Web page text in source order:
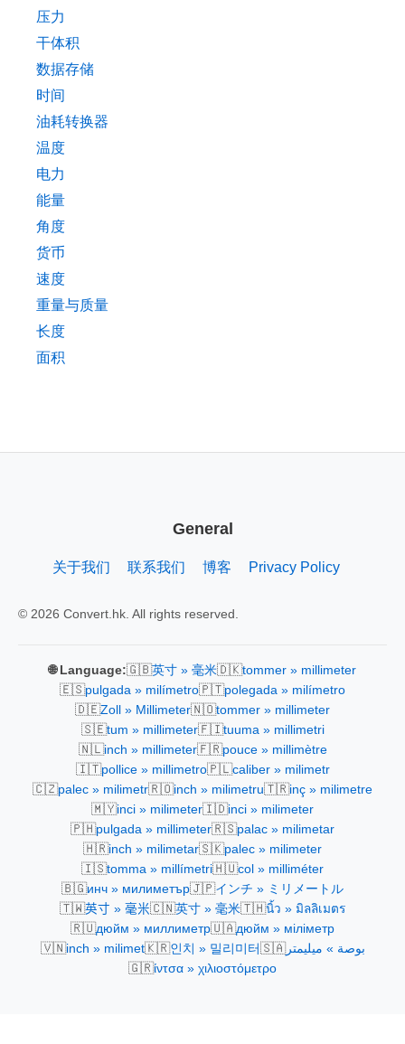
压力
干体积
数据存储
时间
油耗转换器
温度
电力
能量
角度
货币
速度
重量与质量
长度
面积
General
关于我们 联系我们 博客 Privacy Policy
© 2026 Convert.hk. All rights reserved.
🌐 Language:🇬🇧英寸 » 毫米🇩🇰tommer » millimeter
🇪🇸pulgada » milímetro🇵🇹polegada » milímetro
🇩🇪Zoll » Millimeter🇳🇴tommer » millimeter
🇸🇪tum » millimeter🇫🇮tuuma » millimetri
🇳🇱inch » millimeter🇫🇷pouce » millimètre
🇮🇹pollice » millimetro🇵🇱caliber » milimetr
🇨🇿palec » milimetr🇷🇴inch » milimetru🇹🇷inç » milimetre
🇲🇾inci » milimeter🇮🇩inci » milimeter
🇵🇭pulgada » millimeter🇷🇸palac » milimetar
🇭🇷inch » milimetar🇸🇰palec » milimeter
🇮🇸tomma » millímetri🇭🇺col » milliméter
🇧🇬инч » милиметър🇯🇵インチ » ミリメートル
🇹🇼英寸 » 毫米🇨🇳英寸 » 毫米🇹🇭นิ้ว » มิลลิเมตร
🇷🇺дюйм » миллиметр🇺🇦дюйм » міліметр
🇻🇳inch » milimet🇰🇷인치 » 밀리미터 🇸🇦بوصة » ميليمتر
🇬🇷ίντσα » χιλιοστόμετρο